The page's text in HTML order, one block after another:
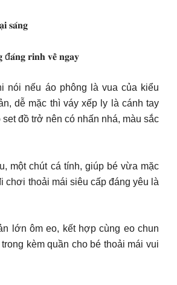
𝐬𝐚́𝐧𝐠
𝐫𝐢𝐧𝐡 𝐯𝐞̂̀ 𝐧𝐠𝐚𝐲
nói nếu áo phông là vua của kiểu
dễ mặc thì váy xếp ly là cánh tay
đồ trở nên có nhấn nhá, màu sắc
một chút cá tính, giúp bé vừa mặc
chơi thoải mái siêu cấp đáng yêu là
lớn ôm eo, kết hợp cùng eo chun
kèm quần cho bé thoải mái vui